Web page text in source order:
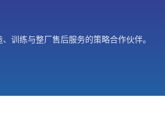
训练与整厂售后服务的策略合作伙伴。